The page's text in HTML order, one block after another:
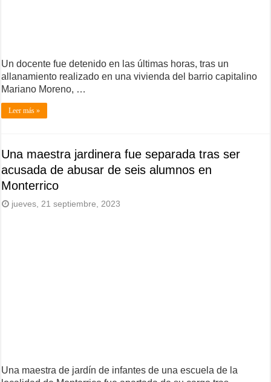
Un docente fue detenido en las últimas horas, tras un
allanamiento realizado en una vivienda del barrio capitalino
Mariano Moreno, …
Leer más »
Una maestra jardinera fue separada tras ser
acusada de abusar de seis alumnos en
Monterrico
jueves, 21 septiembre, 2023
Una maestra de jardín de infantes de una escuela de la